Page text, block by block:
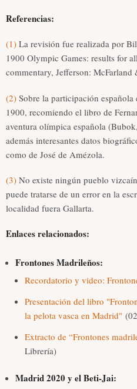
Referencias:
(1) La revisión fue realizada por
1900 Olympic Games: results for
commentary, Jefferson:
(2) Sobre la participación
1900, recomiendo el libro de
aventura olímpica española
además interesantes datos
como de José de Amézola.
(3) No existe ningún pueblo
puede tratarse de un error en la
localidad fuera Gallarta.
Enlaces relacionados:
Frontones Madrileños:
Recordatorio y video:
Presentación del libro
la pelota vasca en Madrid"
Extracto de “Frontones
Librería)
Madrid 2020 y el Beti-Jai: